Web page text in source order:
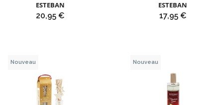
ESTEBAN
Prix
20,95 €
ESTEBAN
Prix
17,95 €
Nouveau Nouveau